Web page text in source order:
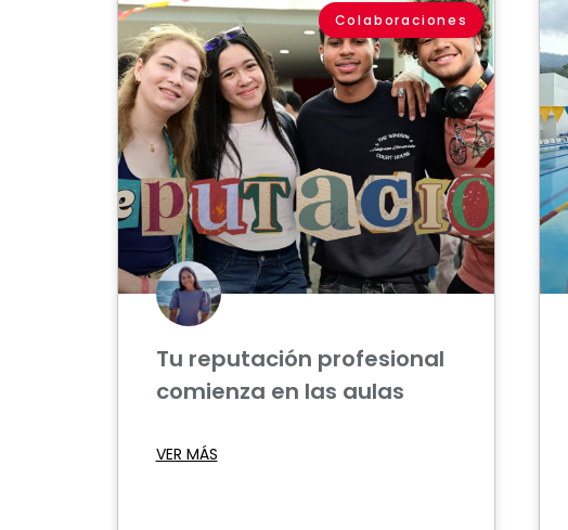
Colaboraciones
Tu reputación profesional
comienza en las aulas
VER MÁS